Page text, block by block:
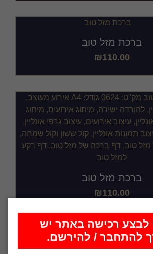
לבצע רכישה באתר יש
להתחבר / להירשם.
ברכת מזל טוב
₪110.00
ברכת מזל טוב
₪110.00